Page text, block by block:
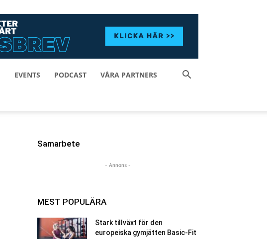
EVENTS PODCAST VÅRA PARTNERS
Samarbete
- Annons -
MEST POPULÄRA
Stark tillväxt för den
europeiska gymjätten Basic-Fit